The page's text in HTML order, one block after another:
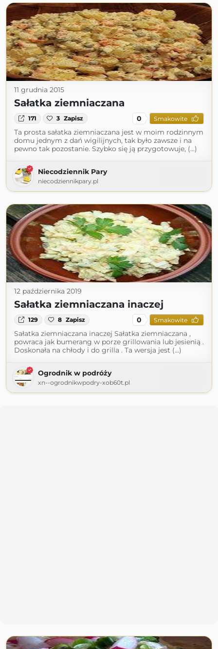
11 grudnia 2015
Sałatka ziemniaczana
171 3 Zapisz 0 Smakowite
Ta prosta sałatka ziemniaczana jest w moim rodzinnym
domu jednym z dań wigilijnych, tak było zawsze i na
pewno tak pozostanie. Szybko się ją przygotowuje, (...)
Niecodziennik Pary
niecodziennikpary.pl
12 października 2019
Sałatka ziemniaczana inaczej
129 8 Zapisz 0 Smakowite
Sałatka ziemniaczana inaczej Sałatka ziemniaczana ,
powraca jak bumerang w porze grillowania lub jesienią .
Doskonała na chłody i do grilla . Ta wersja jest (...)
Ogrodnik w podróży
xn--ogrodnikwpodry-xob60t.pl